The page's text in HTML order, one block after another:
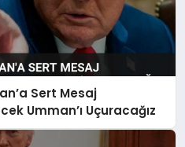
Sert Mesaj
Umman’ı Uçuracağız